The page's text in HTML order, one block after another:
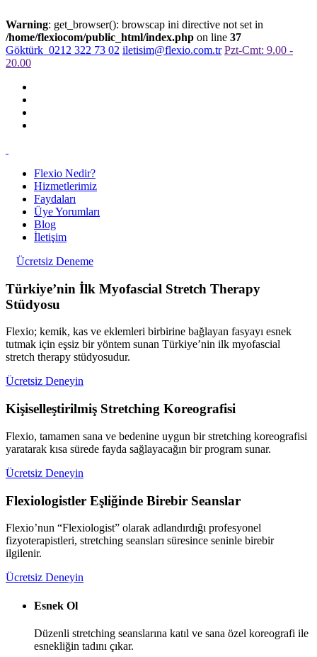
Warning: get_browser(): browscap ini directive not set in
/home/flexiocom/public_html/index.php on line 37
Göktürk 0212 322 73 02 iletisim@flexio.com.tr Pzt-Cmt: 9.00 -
20.00
Flexio Nedir?
Hizmetlerimiz
Faydaları
Üye Yorumları
Blog
İletişim
Ücretsiz Deneme
Türkiye’nin İlk Myofascial Stretch Therapy
Stüdyosu
Flexio; kemik, kas ve eklemleri birbirine bağlayan fasyayı esnek
tutmak için eşsiz bir yöntem sunan Türkiye’nin ilk myofascial
stretch therapy stüdyosudur.
Ücretsiz Deneyin
Kişiselleştirilmiş Stretching Koreografisi
Flexio, tamamen sana ve bedenine uygun bir stretching koreografisi
yaratarak kısa sürede fayda sağlayacağın bir program sunar.
Ücretsiz Deneyin
Flexiologistler Eşliğinde Birebir Seanslar
Flexio’nun “Flexiologist” olarak adlandırdığı profesyonel
fizyoterapistleri, stretching seansları süresince seninle birebir
ilgilenir.
Ücretsiz Deneyin
Esnek Ol
Düzenli stretching seanslarına katıl ve sana özel koreografi ile
esnekliğin tadını çıkar.